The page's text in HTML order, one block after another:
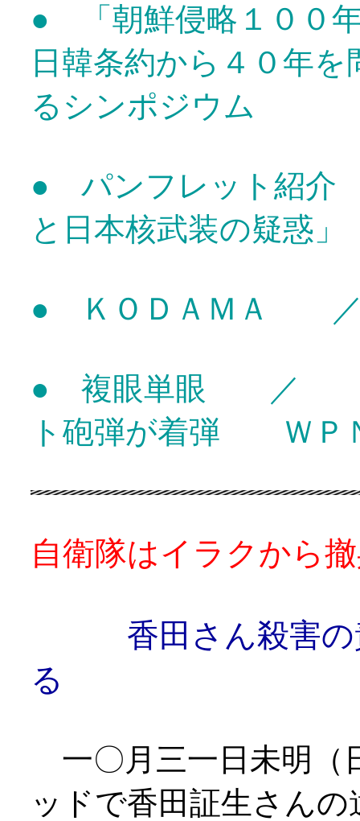
● 「朝鮮侵略１００
日韓条約から４０年
るシンポジウム
● パンフレット紹介
と日本核武装の疑惑」
● ＫＯＤＡＭＡ
● 複眼単眼 ／ サ
ト砲弾が着弾 ＷＰ
自衛隊はイラクから
香田さん殺害の
る
一〇月三一日未明（
ッドで香田証生さん